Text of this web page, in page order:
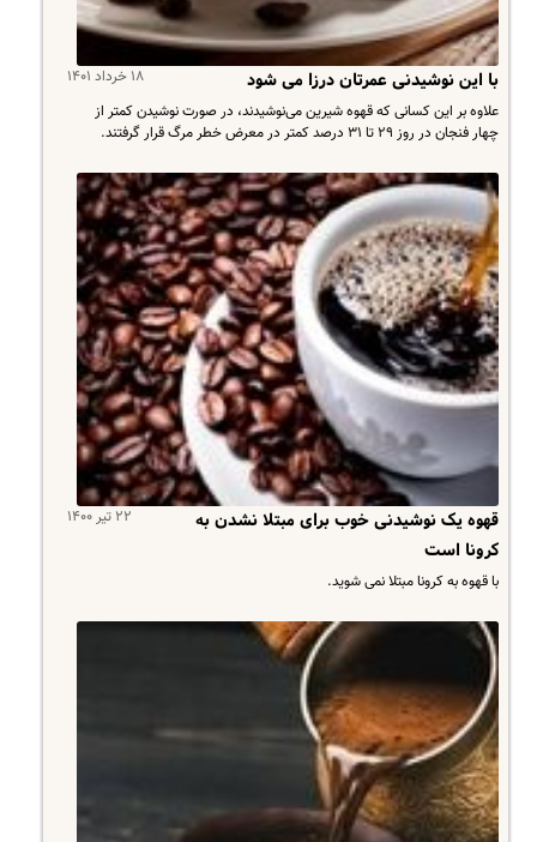
۱۸ خرداد ۱۴۰۱ با این نوشیدنی عمرتان درزا می شود
علاوه بر این کسانی که قهوه شیرین می‌نوشیدند، در صورت نوشیدن کمتر از
چهار فنجان در روز ۲۹ تا ۳۱ درصد کمتر در معرض خطر مرگ قرار گرفتند.
۲۲ تیر ۱۴۰۰
قهوه یک نوشیدنی خوب برای مبتلا نشدن به
کرونا است
با قهوه به کرونا مبتلا نمی شوید.